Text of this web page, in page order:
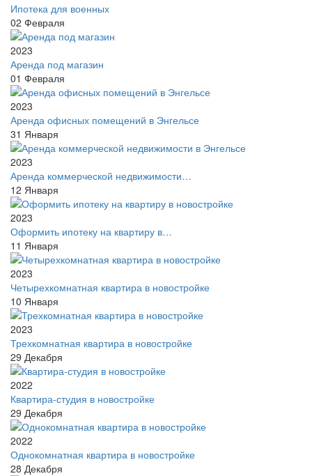
Ипотека для военных
02 Февраля
2023
Аренда под магазин
01 Февраля
2023
Аренда офисных помещений в Энгельсе
31 Января
2023
Аренда коммерческой недвижимости…
12 Января
2023
Оформить ипотеку на квартиру в…
11 Января
2023
Четырехкомнатная квартира в новостройке
10 Января
2023
Трехкомнатная квартира в новостройке
29 Декабря
2022
Квартира-студия в новостройке
29 Декабря
2022
Однокомнатная квартира в новостройке
28 Декабря